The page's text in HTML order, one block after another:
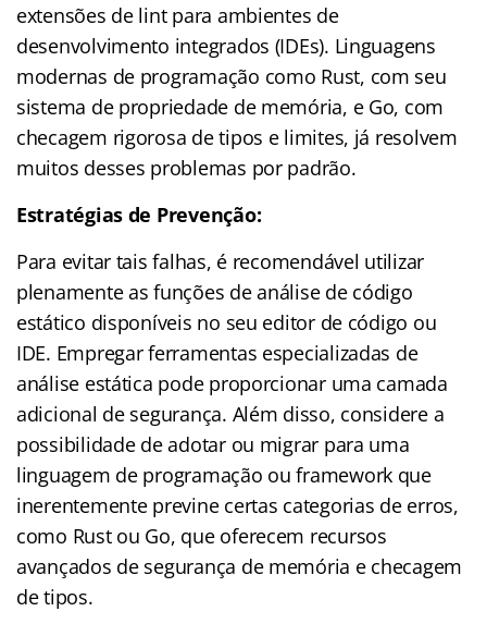
extensões de lint para ambientes de
desenvolvimento integrados (IDEs). Linguagens
modernas de programação como Rust, com seu
sistema de propriedade de memória, e Go, com
checagem rigorosa de tipos e limites, já resolvem
muitos desses problemas por padrão.
Estratégias de Prevenção:
Para evitar tais falhas, é recomendável utilizar
plenamente as funções de análise de código
estático disponíveis no seu editor de código ou
IDE. Empregar ferramentas especializadas de
análise estática pode proporcionar uma camada
adicional de segurança. Além disso, considere a
possibilidade de adotar ou migrar para uma
linguagem de programação ou framework que
inerentemente previne certas categorias de erros,
como Rust ou Go, que oferecem recursos
avançados de segurança de memória e checagem
de tipos.